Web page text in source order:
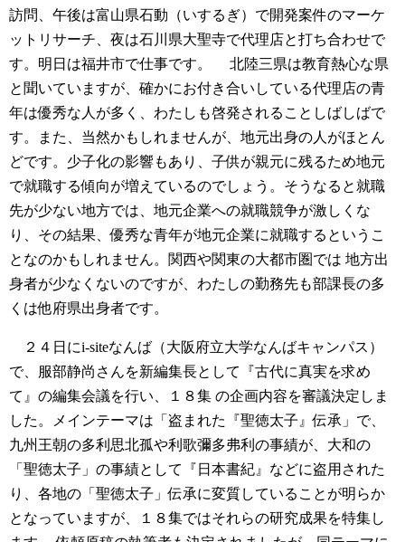
訪問、午後は富山県石動（いするぎ）で開発案件のマーケ
ットリサーチ、夜は石川県大聖寺で代理店と打ち合わせで
す。明日は福井市で仕事です。
北陸三県は教育熱心な県
と聞いていますが、確かにお付き合いしている代理店の青
年は優秀な人が多く、わたしも啓発されることしばしばで
す。また、当然かもしれませんが、地元出身の人がほとん
どです。少子化の影響もあり、子供が親元に残るため地元
で就職する傾向が増えているのでしょう。そうなると就職
先が少ない地方では、地元企業への就職競争が激しくな
り、その結果、優秀な青年が地元企業に就職するというこ
となのかもしれません。関西や関東の大都市圏では 地方出
身者が少なくないのですが、わたしの勤務先も部課長の多
くは他府県出身者です。
２４日にi-siteなんば（大阪府立大学なんばキャンパス）
で、服部静尚さんを新編集長として『古代に真実を求め
て』の編集会議を行い、１８集 の企画内容を審議決定しま
した。メインテーマは「盗まれた『聖徳太子』伝承」で、
九州王朝の多利思北孤や利歌彌多弗利の事績が、大和の
「聖徳太子」の事績として『日本書紀』などに盗用された
り、各地の「聖徳太子」伝承に変質していることが明らか
となっていますが、１８集ではそれらの研究成果を特集し